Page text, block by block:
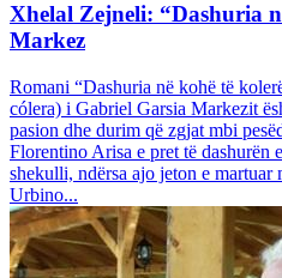
Xhelal Zejneli: “Dashuria
Markez
Romani “Dashuria në kohë të
cólera) i Gabriel Garsia Markezit
pasion dhe durim që zgjat mbi
Florentino Arisa e pret të dashurën
shekulli, ndërsa ajo jeton e martuar
Urbino...